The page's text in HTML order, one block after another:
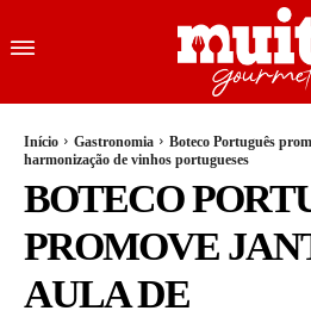
Início Gastronomia
Boteco Português
harmonização de vinhos portugueses
BOTECO
PROMOVE
AULA DE